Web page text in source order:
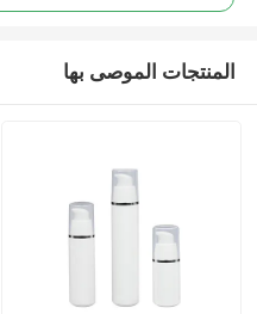
المنتجات الموصى بها